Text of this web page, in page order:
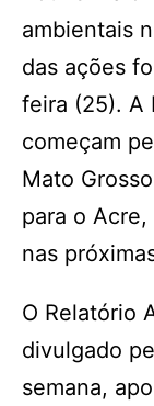
ambientais
das ações
feira (25). A
começam
Mato
para o Acre,
nas
O Relatório
divulgado
semana,